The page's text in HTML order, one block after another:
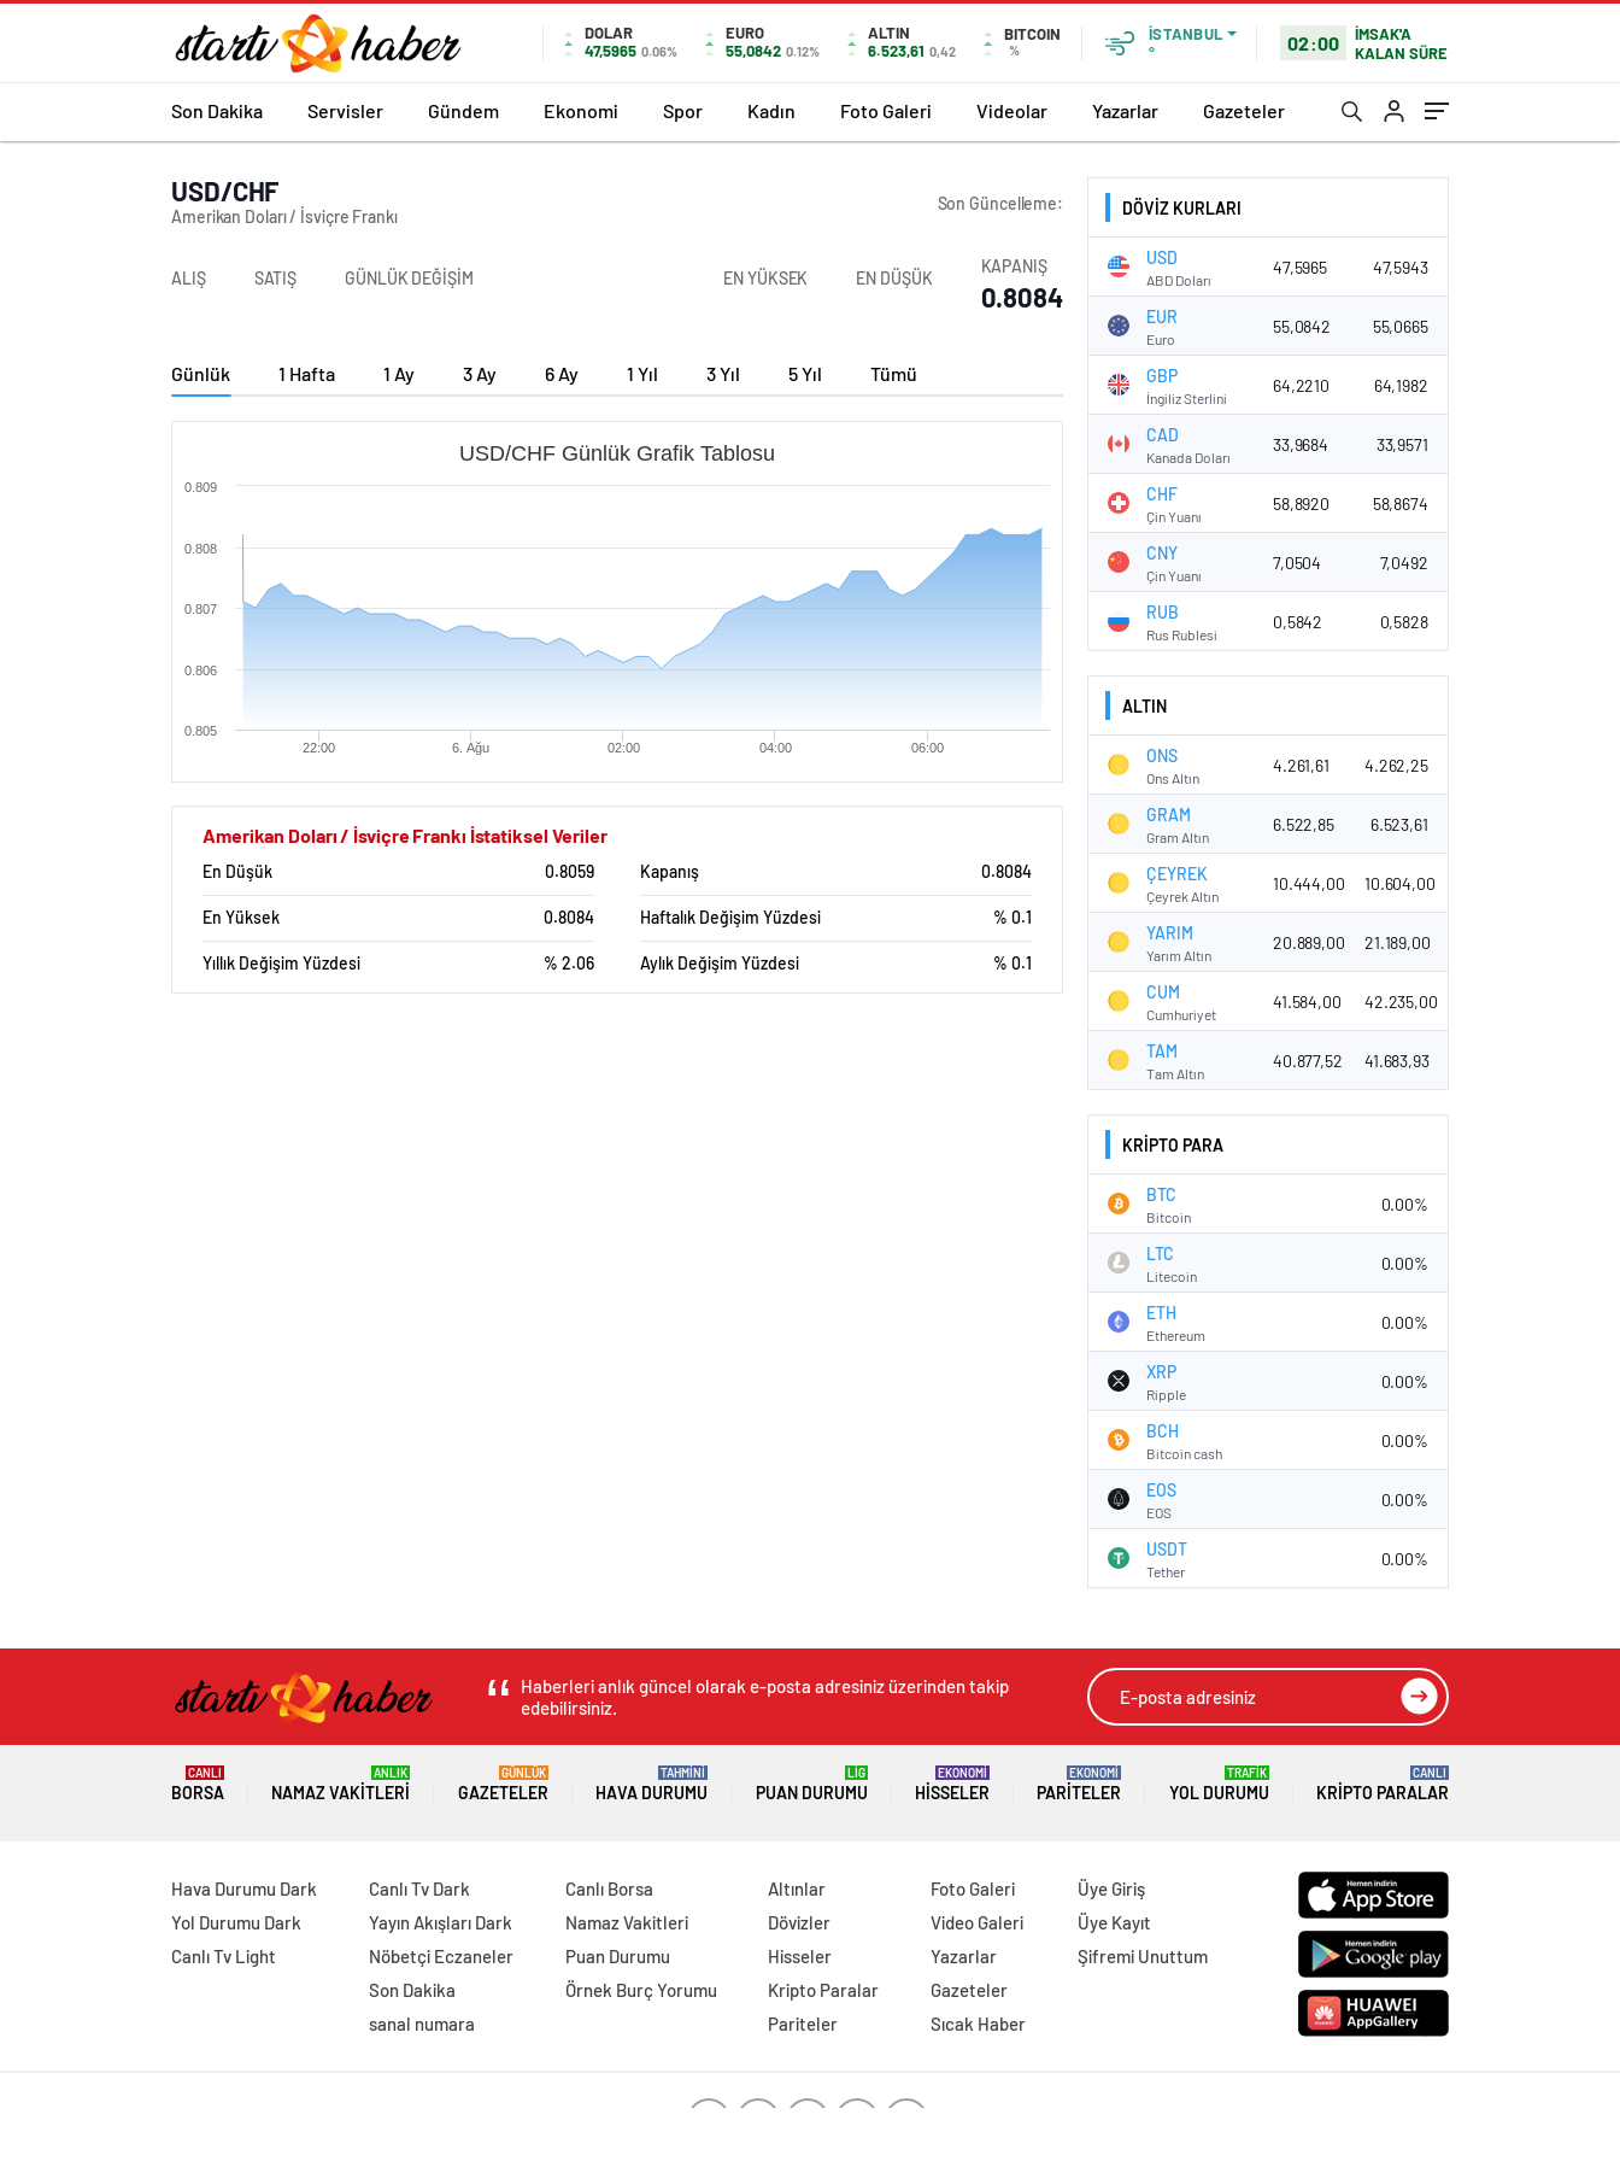
DOLAR
47,5965 0.06%
EURO
55,0842 0.12%
ALTIN
6.523,61 0,42
BITCOIN
%
İSTANBUL
°
02:00
İMSAK'A
KALAN SÜRE
Son Dakika Servisler Gündem Ekonomi Spor Kadın Foto Galeri Videolar Yazarlar Gazeteler
USD/CHF
Amerikan Doları / İsviçre Frankı
Son Güncelleme:
ALIŞ SATIŞ GÜNLÜK DEĞİŞİM EN YÜKSEK EN DÜŞÜK
KAPANIŞ
0.8084
Günlük 1 Hafta 1 Ay 3 Ay 6 Ay 1 Yıl 3 Yıl 5 Yıl Tümü
USD/CHF Günlük Grafik Tablosu
22:00 6. Ağu 02:00 04:00 06:00
0.805
0.806
0.807
0.808
0.809
Amerikan Doları / İsviçre Frankı İstatiksel Veriler
En Düşük 0.8059 Kapanış 0.8084
En Yüksek 0.8084 Haftalık Değişim Yüzdesi % 0.1
Yıllık Değişim Yüzdesi % 2.06 Aylık Değişim Yüzdesi % 0.1
DÖVİZ KURLARI
USD
ABD Doları
47,5965 47,5943
EUR
Euro
55,0842 55,0665
GBP
İngiliz Sterlini
64,2210 64,1982
CAD
Kanada Doları
33,9684 33,9571
CHF
Çin Yuanı
58,8920 58,8674
CNY
Çin Yuanı
7,0504 7,0492
RUB
Rus Rublesi
0,5842 0,5828
ALTIN
ONS
Ons Altın
4.261,61 4.262,25
GRAM
Gram Altın
6.522,85 6.523,61
ÇEYREK
Çeyrek Altın
10.444,00 10.604,00
YARIM
Yarım Altın
20.889,00 21.189,00
CUM
Cumhuriyet
41.584,00 42.235,00
TAM
Tam Altın
40.877,52 41.683,93
KRİPTO PARA
BTC
Bitcoin
0.00%
LTC
Litecoin
0.00%
ETH
Ethereum
0.00%
XRP
Ripple
0.00%
BCH
Bitcoin cash
0.00%
EOS
EOS
0.00%
USDT
Tether
0.00%
Haberleri anlık güncel olarak e-posta adresiniz üzerinden takip
edebilirsiniz.
BORSA
CANLI
NAMAZ VAKITLERI
ANLIK
GAZETELER
GÜNLÜK
HAVA DURUMU
TAHMİNİ
PUAN DURUMU
LİG
HISSELER
EKONOMİ
PARITELER
EKONOMİ
YOL DURUMU
TRAFİK
KRIPTO PARALAR
CANLI
Hava Durumu Dark
Yol Durumu Dark
Canlı Tv Light
Canlı Tv Dark
Yayın Akışları Dark
Nöbetçi Eczaneler
Son Dakika
sanal numara
Canlı Borsa
Namaz Vakitleri
Puan Durumu
Örnek Burç Yorumu
Altınlar
Dövizler
Hisseler
Kripto Paralar
Pariteler
Foto Galeri
Video Galeri
Yazarlar
Gazeteler
Sıcak Haber
Üye Giriş
Üye Kayıt
Şifremi Unuttum